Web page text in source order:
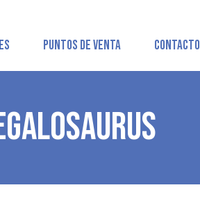
PUNTOS DE VENTA CONTACTO